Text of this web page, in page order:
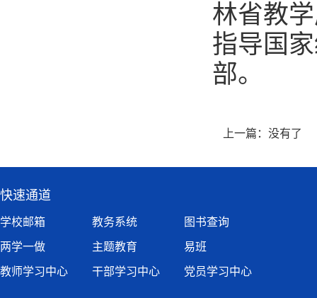
林省教
指导国
部。
上一篇：没有了
快速通道
学校邮箱 教务系统 图书查询
两学一做 主题教育 易班
教师学习中心 干部学习中心 党员学习中心